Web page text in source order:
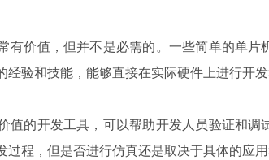
有价值，但并不是必需的。一些简单的单
验和技能，能够直接在实际硬件上进行开发
值的开发工具，可以帮助开发人员验证和
程，但是否进行仿真还是取决于具体的应用